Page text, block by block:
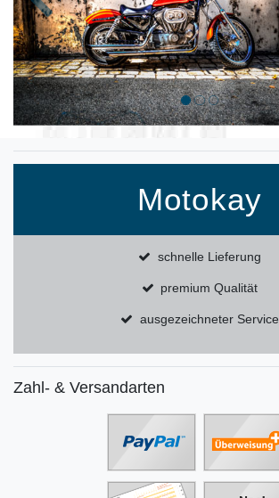
Zurück
Motokay
schnelle Lieferung
premium Qualität
ausgezeichneter Service
Zahl- & Versandarten